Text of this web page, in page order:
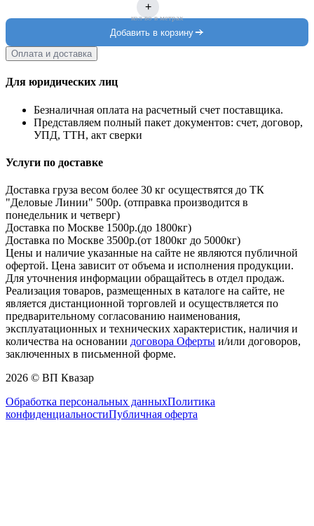
+
кол-во в метрах
Добавить в корзину
Оплата и доставка
Для юридических лиц
Безналичная оплата на расчетный счет поставщика.
Представляем полный пакет документов: счет, договор,
УПД, ТТН, акт сверки
Услуги по доставке
Доставка груза весом более 30 кг осуществятся до ТК
"Деловые Линии" 500р. (отправка производится в
понедельник и четверг)
Доставка по Москве 1500р.(до 1800кг)
Доставка по Москве 3500р.(от 1800кг до 5000кг)
Цены и наличие указанные на сайте не являются публичной
офертой. Цена зависит от объема и исполнения продукции.
Для уточнения информации обращайтесь в отдел продаж.
Реализация товаров, размещенных в каталоге на сайте, не
является дистанционной торговлей и осуществляется по
предварительному согласованию наименования,
эксплуатационных и технических характеристик, наличия и
количества на основании договора Оферты и/или договоров,
заключенных в письменной форме.
2026 © ВП Квазар
Обработка персональных данныхПолитика
конфиденциальностиПубличная оферта